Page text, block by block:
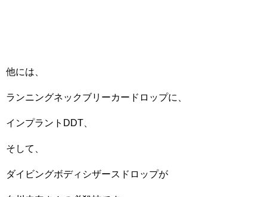
他には、
ランニングネックブリーカードロップに、
インプラントDDT、
そして、
ダイビングボディシザースドロップが